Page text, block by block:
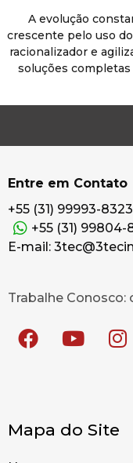
A evolução
crescente pelo uso
racionalizador e
soluções
Entre em Contato
+55 (31) 99993-8323
+55 (31) 99804-
E-mail:
Trabalhe Conosco:
Mapa do Site